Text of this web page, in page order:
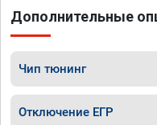
Дополнительные
Чип тюнинг
Отключение ЕГР